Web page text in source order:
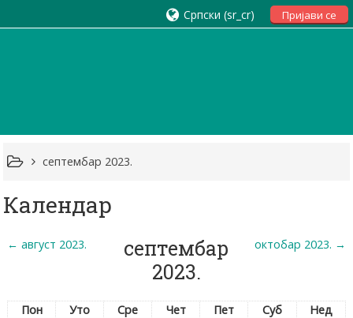
Пријави се
Српски ‎(sr_cr)‎
септембар 2023.
Календар
← август 2023.
септембар
2023.
октобар 2023. →
Пон Уто Сре Чет Пет Суб
Нед